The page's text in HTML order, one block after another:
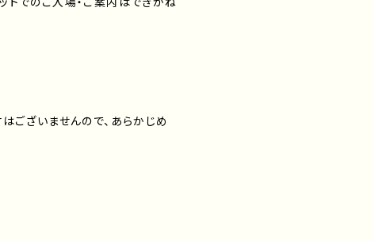
ございませんので、あらかじめ